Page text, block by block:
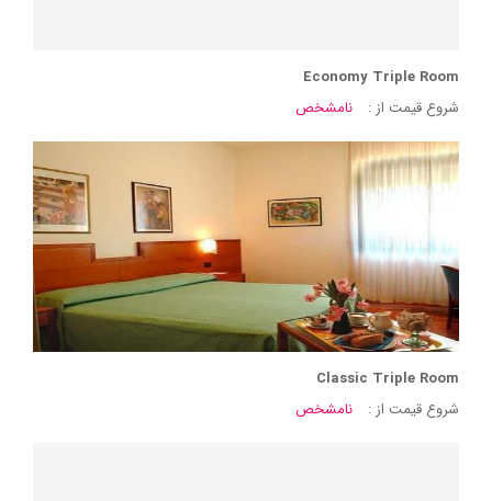
Economy Triple Room
شروع قیمت از :
نامشخص
Classic Triple Room
شروع قیمت از :
نامشخص